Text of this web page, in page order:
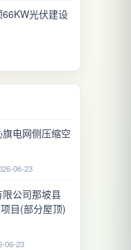
光伏建设
电网侧压缩空
06-23
公司那坡县
目(部分屋顶)
06-23